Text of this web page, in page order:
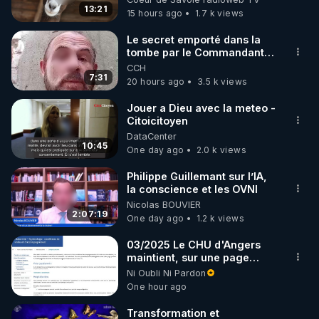
Chat (sur CrowdBunker, YouTube, VK, Odysee,
Facebook, Rumble, ...), ou venez à l'écran (micro
https://tinyurl.com/bestoflivechat
MERCI DE VOTER POUR CETTE VIDEO EN
CLIQUANT SUR ^ EN BAS A DROITE OU EST
ECRIT "P 50%" !!!
MERCI DE ME SOUTENIR EN CLIQUANT EN BAS
A DROITE SUR "SOUTENIR" (CROWDBUNKER).
https://crowdbunker.com/@bestofcomputer
https://www.youtube.com/@bestofcomputer
13:21
15 hours ago
1.7 k views
7:31
Le secret emporté dans la
tombe par le Commandant
Cousteau le 25 juin 1997
CCH
20 hours ago
3.5 k views
10:45
Jouer a Dieu avec la meteo -
Citoicitoyen
DataCenter
One day ago
2.0 k views
2:07:19
Philippe Guillemant sur l’IA,
la conscience et les OVNI
Nicolas BOUVIER
One day ago
1.2 k views
03/2025 Le CHU d'Angers
maintient, sur une page
mise à jour, ses consignes
sanitaires Covid en
maternité. Toute patiente
hospitalisée au moins une
Ni Oubli Ni Pardon
One hour ago
Transformation et